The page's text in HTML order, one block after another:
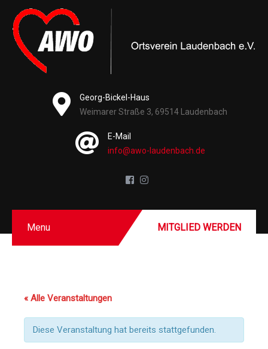
Georg-Bickel-Haus
Weimarer Straße 3, 69514 Laudenbach
E-Mail
info@awo-laudenbach.de
Menu MITGLIED WERDEN
« Alle Veranstaltungen
Diese Veranstaltung hat bereits stattgefunden.